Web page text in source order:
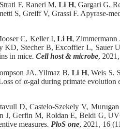
F, Raneri M,Li H, Gargari G,
S, Greiff V, Grassi F. Apyrase-
C, Keller I, Li H, Zimmermann
KD, Stecher B, Excoffier L, Sauer
in mice. Cell host & microbe,
JA, Yilmaz B,Li H, Weis S,
of α-gal during primate
D, Castelo-Szekely V,
J, Gerfin M, Roldan E, Beldi G,
measures. PloS one, 2021, 16